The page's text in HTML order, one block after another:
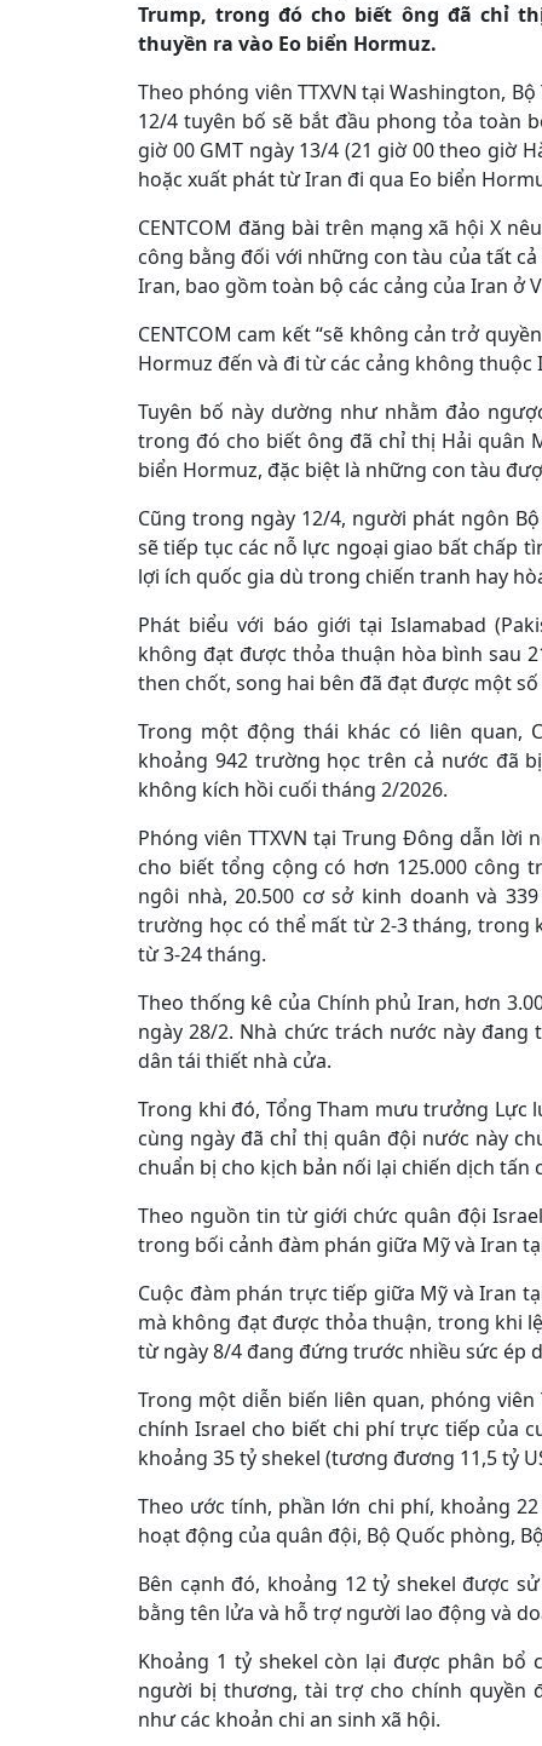
Trump, trong đó cho biết ông đã chỉ
thuyền ra vào Eo biển Hormuz.
Theo phóng viên TTXVN tại Washington,
12/4 tuyên bố sẽ bắt đầu phong tỏa toàn
giờ 00 GMT ngày 13/4 (21 giờ 00 theo giờ
hoặc xuất phát từ Iran đi qua Eo biển
CENTCOM đăng bài trên mạng xã hội X
công bằng đối với những con tàu của tất
Iran, bao gồm toàn bộ các cảng của Iran ở
CENTCOM cam kết “sẽ không cản trở
Hormuz đến và đi từ các cảng không thuộc
Tuyên bố này dường như nhằm đảo
trong đó cho biết ông đã chỉ thị Hải quân
biển Hormuz, đặc biệt là những con tàu
Cũng trong ngày 12/4, người phát ngôn
sẽ tiếp tục các nỗ lực ngoại giao bất chấp
lợi ích quốc gia dù trong chiến tranh hay
Phát biểu với báo giới tại Islamabad
không đạt được thỏa thuận hòa bình sau
then chốt, song hai bên đã đạt được một
Trong một động thái khác có liên quan,
khoảng 942 trường học trên cả nước đã
không kích hồi cuối tháng 2/2026.
Phóng viên TTXVN tại Trung Đông dẫn
cho biết tổng cộng có hơn 125.000 công
ngôi nhà, 20.500 cơ sở kinh doanh và
trường học có thể mất từ 2-3 tháng, trong
từ 3-24 tháng.
Theo thống kê của Chính phủ Iran, hơn
ngày 28/2. Nhà chức trách nước này
dân tái thiết nhà cửa.
Trong khi đó, Tổng Tham mưu trưởng Lực
cùng ngày đã chỉ thị quân đội nước này
chuẩn bị cho kịch bản nối lại chiến dịch tấn
Theo nguồn tin từ giới chức quân đội
trong bối cảnh đàm phán giữa Mỹ và Iran
Cuộc đàm phán trực tiếp giữa Mỹ và Iran
mà không đạt được thỏa thuận, trong khi
từ ngày 8/4 đang đứng trước nhiều sức ép
Trong một diễn biến liên quan, phóng viên
chính Israel cho biết chi phí trực tiếp của
khoảng 35 tỷ shekel (tương đương 11,5 tỷ
Theo ước tính, phần lớn chi phí, khoảng
hoạt động của quân đội, Bộ Quốc phòng,
Bên cạnh đó, khoảng 12 tỷ shekel được
bằng tên lửa và hỗ trợ người lao động và
Khoảng 1 tỷ shekel còn lại được phân
người bị thương, tài trợ cho chính quyền
như các khoản chi an sinh xã hội.